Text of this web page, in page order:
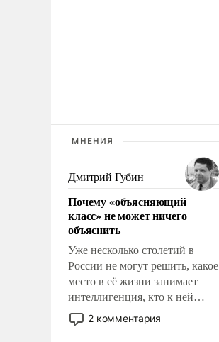
МНЕНИЯ
Дмитрий Губин
Почему «объясняющий
класс» не может ничего
объяснить
Уже несколько столетий в
России не могут решить, какое
место в её жизни занимает
интеллигенция, кто к ней
принадлежит, а кого из неё
исключили с правом
2 комментария